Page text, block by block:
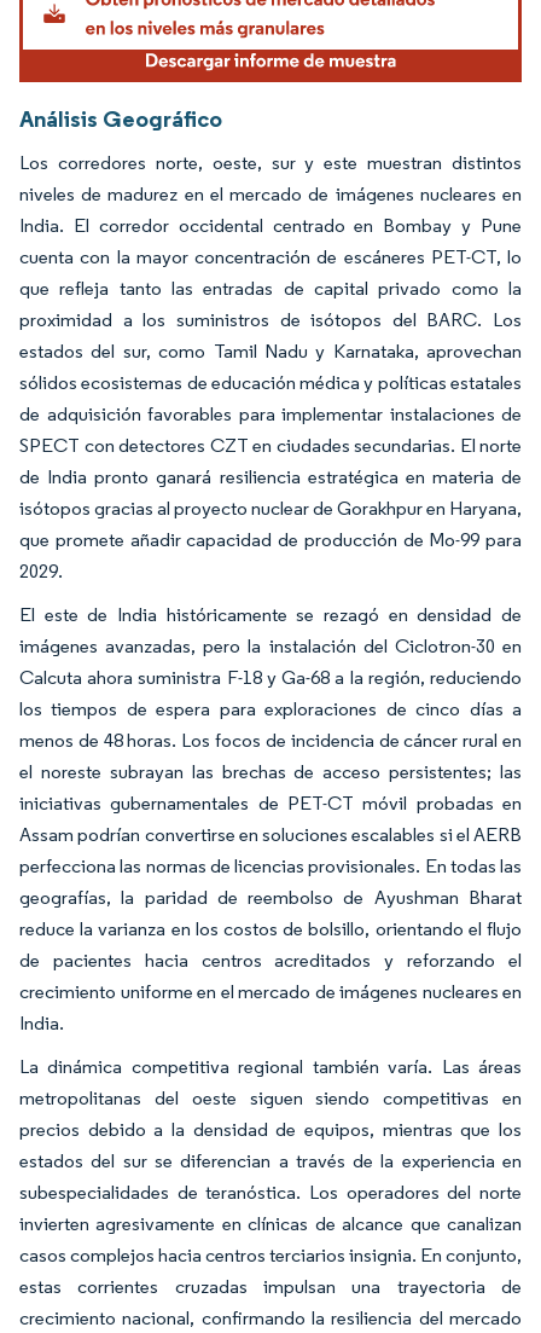
Análisis Geográfico
Los corredores norte, oeste, sur y este muestran distintos
niveles de madurez en el mercado de imágenes nucleares en
India. El corredor occidental centrado en Bombay y Pune
cuenta con la mayor concentración de escáneres PET-CT, lo
que refleja tanto las entradas de capital privado como la
proximidad a los suministros de isótopos del BARC. Los
estados del sur, como Tamil Nadu y Karnataka, aprovechan
sólidos ecosistemas de educación médica y políticas estatales
de adquisición favorables para implementar instalaciones de
SPECT con detectores CZT en ciudades secundarias. El norte
de India pronto ganará resiliencia estratégica en materia de
isótopos gracias al proyecto nuclear de Gorakhpur en Haryana,
que promete añadir capacidad de producción de Mo-99 para
2029.
El este de India históricamente se rezagó en densidad de
imágenes avanzadas, pero la instalación del Ciclotron-30 en
Calcuta ahora suministra F-18 y Ga-68 a la región, reduciendo
los tiempos de espera para exploraciones de cinco días a
menos de 48 horas. Los focos de incidencia de cáncer rural en
el noreste subrayan las brechas de acceso persistentes; las
iniciativas gubernamentales de PET-CT móvil probadas en
Assam podrían convertirse en soluciones escalables si el AERB
perfecciona las normas de licencias provisionales. En todas las
geografías, la paridad de reembolso de Ayushman Bharat
reduce la varianza en los costos de bolsillo, orientando el flujo
de pacientes hacia centros acreditados y reforzando el
crecimiento uniforme en el mercado de imágenes nucleares en
India.
La dinámica competitiva regional también varía. Las áreas
metropolitanas del oeste siguen siendo competitivas en
precios debido a la densidad de equipos, mientras que los
estados del sur se diferencian a través de la experiencia en
subespecialidades de teranóstica. Los operadores del norte
invierten agresivamente en clínicas de alcance que canalizan
casos complejos hacia centros terciarios insignia. En conjunto,
estas corrientes cruzadas impulsan una trayectoria de
crecimiento nacional, confirmando la resiliencia del mercado